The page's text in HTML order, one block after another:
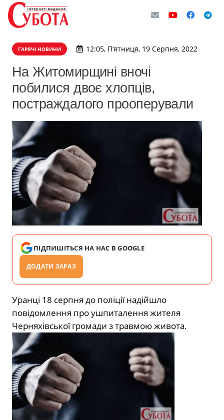
ГАРЯЧІ НОВИНИ 12:05, П’ятниця, 19 Серпня, 2022
На Житомирщині вночі
побилися двоє хлопців,
постраждалого прооперували
ПІДПИШІТЬСЯ НА НАС В GOOGLE
ДОДАТИ ЗАРАЗ
Уранці 18 серпня до поліції надійшло
повідомлення про ушпиталення жителя
Черняхівської громади з травмою живота.